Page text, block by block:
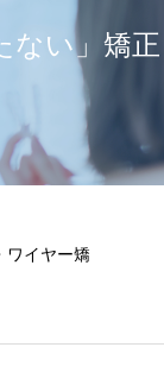
ない」矯正
ワイヤー矯